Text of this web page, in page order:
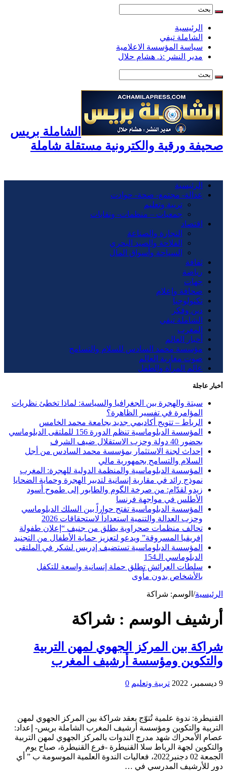
الرئيسية
الشاملة تيفي
سياسة المؤسسة الاعلامية
مدير النشر :ذ. هشام حلال
الشاملة بريس
صحيفة ورقية والكترونية مستقلة شاملة
الرئيسية
عدالة- مجتمع- صحة- حوادت
تربية وتعليم
جمعيات – منظمات- ونقابات
اقتصاد
التجارة والصناعة
الفلاحة والصيد البحري
السياحة وأسواق المال
ثقافة
رياضة
جهات
صحافة وإعلام
تكنولوجيا
دين وفكر
الشاملة تيفي
المغرب
أخبار العالم
مؤسسة محمد السادس للسلام والتسامح
صوت مغاربة العالم
عالم المرأة والطفل
أخبار عاجلة
سبتة والهجرة بين الجغرافيا والسياسة: لماذا تخطئ نظريات
المؤامرة في تفسير الظاهرة؟
الرباط – تتويج أكاديمي جديد بجامعة محمد الخامس
المؤسسة الدبلوماسية تنظم الدورة 156 للملتقى الدبلوماسي
بحضور 40 دولة وحزب الاستقلال ضيف الشرف
إحداث لجنة الاستثمار بمؤسسة محمد السادس من أجل
السلام والتسامح بجمهورية مالي
المؤسسة الدبلوماسية والمنظمة الدولية للهجرة: المغرب
نموذج رائد في مقاربة إنسانية لتدبير الهجرة وحماية الضحايا
زيدو لقدّام: من صرخة الگوم والطابور إلى طموح أسود
الأطلس في مواجهة فرنسا
المؤسسة الدبلوماسية تفتح حواراً بين السلك الدبلوماسي
وحزب العدالة والتنمية استعداداً لاستحقاقات 2026
تحالف منظمات صحراوية يطلق من جنيف “إعلان طفولة
إفريقيا المسروقة” ويدعو لتعزيز حماية الأطفال من التجنيد
المؤسسة الدبلوماسية تستضيف إدريس لشكر في الملتقى
الدبلوماسي الـ154
سلطات العرائش تطلق حملة إنسانية واسعة للتكفل
بالأشخاص بدون مأوى
الرئيسية/ الوسم: شراكة
أرشيف الوسم : شراكة
شراكة بين المركز الجهوي لمهن التربية
والتكوين ومؤسسة أرشيف المغرب
9 ديسمبر، 2022 تربية وتعليم 0
القنيطرة: ندوة علمية تُتوّج بعقد شراكة بين المركز الجهوي لمهن
التربية والتكوين ومؤسسة أرشيف المغرب الشاملة بريس- إعداد:
عصام الأمحراك شهد مدرج الندوات بالمركز الجهوي لمهن التربية
والتكوين لجهة الرباط سلا القنيطرة -فرع القنيطرة، صباح يوم
الجمعة 02 دجنبر2022، فعاليات الندوة العلمية الموسومة ب ” أي
دور للأرشيف المدرسي في …